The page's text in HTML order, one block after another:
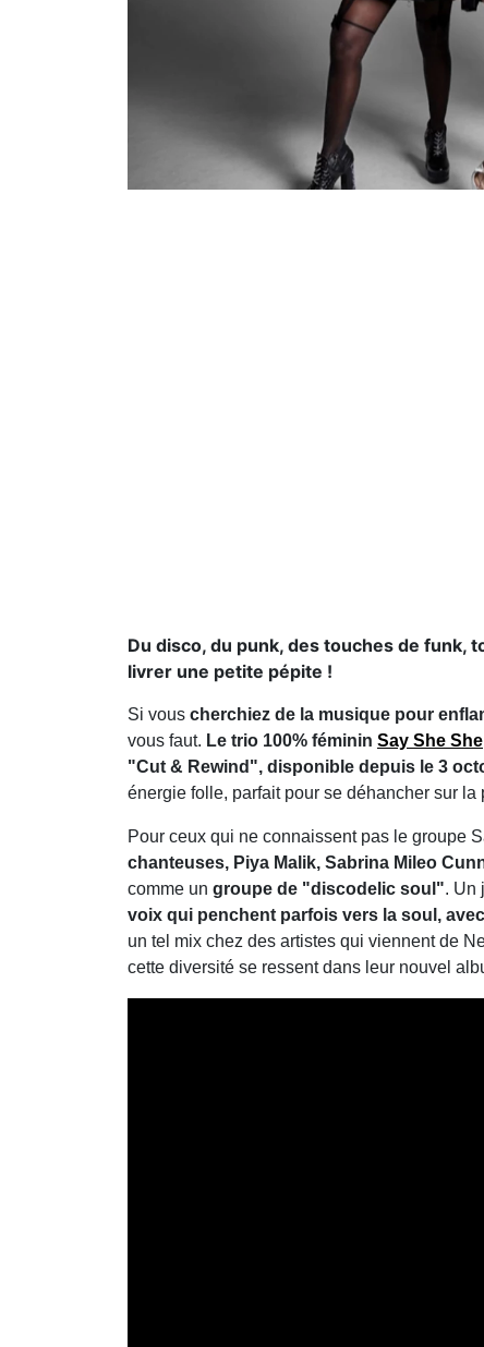
Du disco, du punk, des touches de funk,
livrer une petite pépite !
Si vous cherchiez de la musique pour
vous faut. Le trio 100% féminin Say She She
"Cut & Rewind", disponible depuis le 3
énergie folle, parfait pour se déhancher sur la
Pour ceux qui ne connaissent pas le groupe
chanteuses, Piya Malik, Sabrina Mileo
comme un groupe de "discodelic soul". Un
voix qui penchent parfois vers la soul,
un tel mix chez des artistes qui viennent de
cette diversité se ressent dans leur nouvel